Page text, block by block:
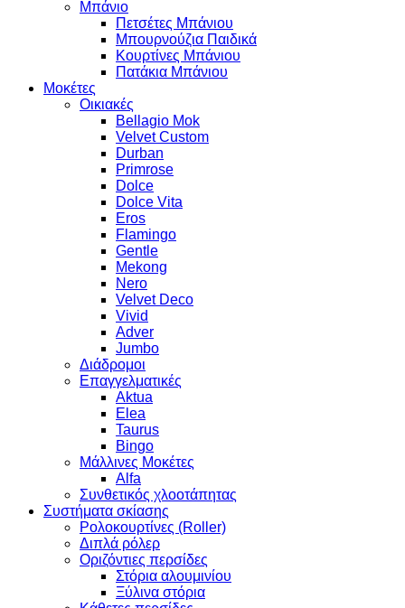
Μπάνιο
Πετσέτες Μπάνιου
Μπουρνούζια Παιδικά
Κουρτίνες Μπάνιου
Πατάκια Μπάνιου
Μοκέτες
Οικιακές
Bellagio Mok
Velvet Custom
Durban
Primrose
Dolce
Dolce Vita
Eros
Flamingo
Gentle
Mekong
Nero
Velvet Deco
Vivid
Adver
Jumbo
Διάδρομοι
Επαγγελματικές
Aktua
Elea
Taurus
Bingo
Μάλλινες Μοκέτες
Alfa
Συνθετικός χλοοτάπητας
Συστήματα σκίασης
Ρολοκουρτίνες (Roller)
Διπλά ρόλερ
Οριζόντιες περσίδες
Στόρια αλουμινίου
Ξύλινα στόρια